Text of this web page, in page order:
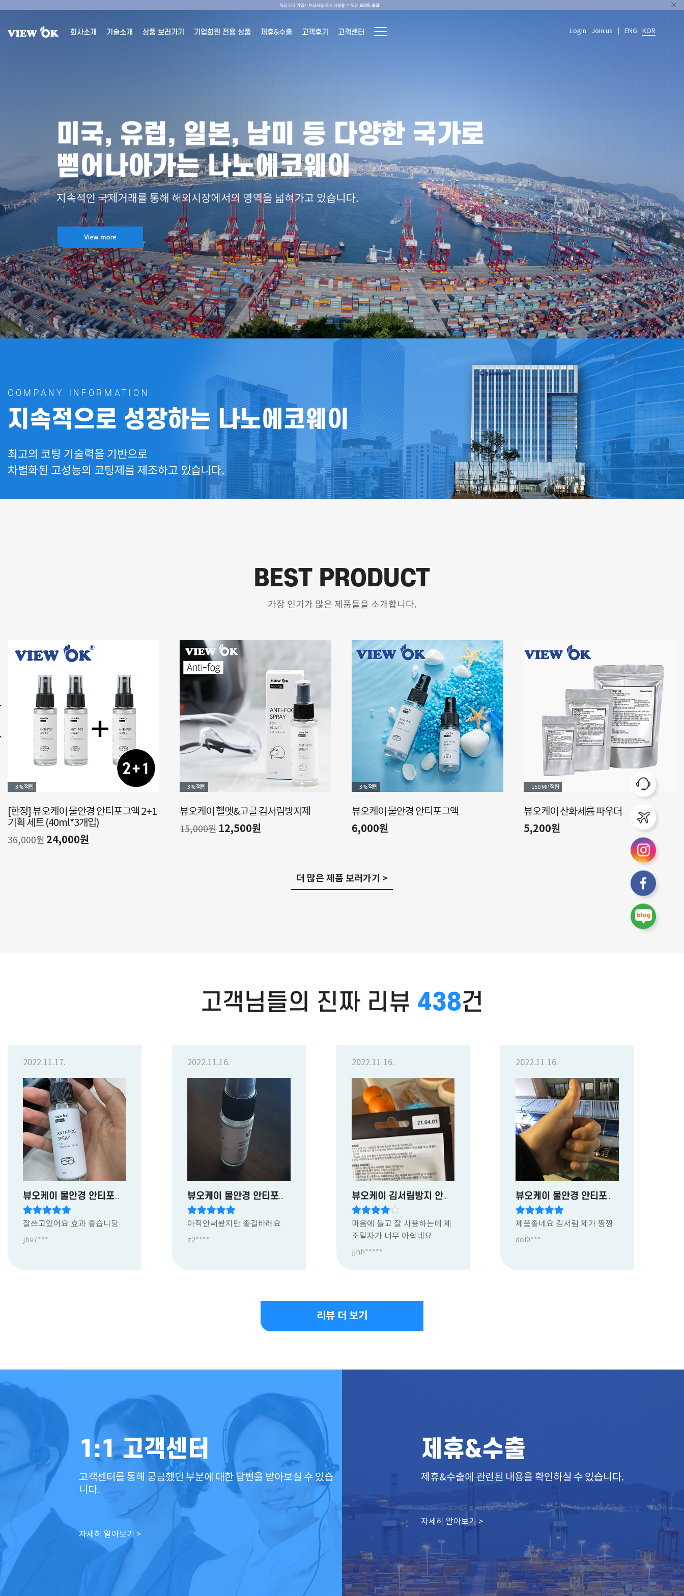
회사소개 기술소개 상품 보러가기 기업회원 전용 상품 제휴&수출 고객후기 고객센터 Login Join us ENG KOR
COMPANY INFORMATION
지속적으로 성장하는 나노에코웨이
최고의 코팅 기술력을 기반으로
차별화된 고성능의 코팅제를 제조하고 있습니다.
BEST PRODUCT
가장 인기가 많은 제품들을 소개합니다.
3%적립
[한정] 뷰오케이 물안경 안티포그액 2+1
기획 세트 (40ml*3개입)
36,000원24,000원
3%적립
뷰오케이 헬멧&고글 김서림방지제
15,000원 12,500원
3%적립
뷰오케이 물안경 안티포그액
6,000원
150 MP적립
뷰오케이 산화세륨 파우더
5,200원
더 많은 제품 보러가기 >
고객님들의 진짜 리뷰 873건
2022.11.17.
뷰오케이 물안경 안티포그액
잘쓰고있어요 효과 좋습니당
jbk7***
2022.11.16.
뷰오케이 물안경 안티포그액
아직안써봤지만 좋길바래요
z2****
2022.11.16.
뷰오케이 김서림방지 안경닦이
마음에 들고 잘 사용하는데 제
조일자가 너무 아쉽네요
jjhh*****
2022.11.16.
뷰오케이 물안경 안티포그액
제품좋네요 김서림 제가 짱짱
dol0***
리뷰 더 보기
1:1 고객센터
고객센터를 통해 궁금했던 부분에 대한답변을 받아보실 수 있습
니다.
자세히 알아보기 >
제휴&수출
제휴&수출에 관련된 내용을 확인하실 수 있습니다.
자세히 알아보기 >